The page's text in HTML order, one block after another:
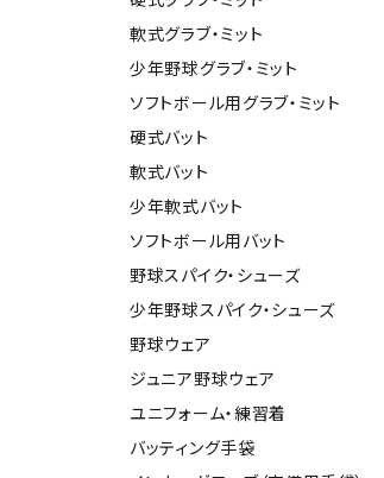
軟式グラブ・ミット
少年野球グラブ・ミット
ソフトボール用グラブ・ミット
硬式バット
軟式バット
少年軟式バット
ソフトボール用バット
野球スパイク・シューズ
少年野球スパイク・シューズ
野球ウェア
ジュニア野球ウェア
ユニフォーム・練習着
バッティング手袋